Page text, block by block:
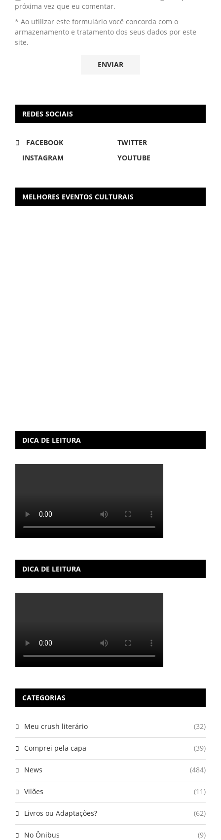
próxima vez que eu comentar.
* Ao utilizar este formulário você concorda com o
armazenamento e tratamento dos seus dados por este
site.
REDES SOCIAIS
FACEBOOK
TWITTER
INSTAGRAM
YOUTUBE
MELHORES EVENTOS CULTURAIS
DICA DE LEITURA
DICA DE LEITURA
CATEGORIAS
Meu crush literário (32)
Comprei pela capa (39)
News (484)
Vilões (11)
Livros ou Adaptações? (62)
No Ônibus (9)